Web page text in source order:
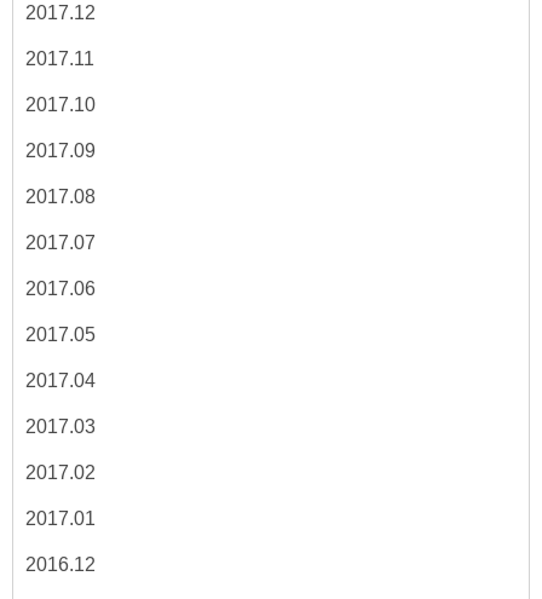
2017.12
2017.11
2017.10
2017.09
2017.08
2017.07
2017.06
2017.05
2017.04
2017.03
2017.02
2017.01
2016.12